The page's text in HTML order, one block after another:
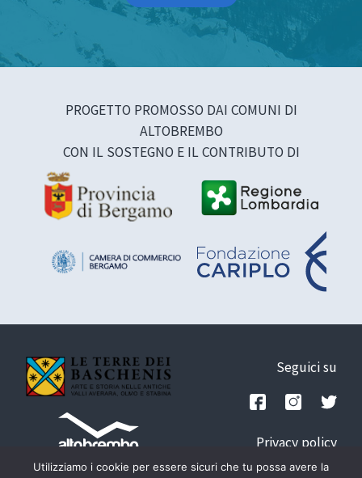
PROGETTO PROMOSSO DAI COMUNI DI
ALTOBREMBO
CON IL SOSTEGNO E IL CONTRIBUTO DI
Seguici su
Privacy policy
Credits
Utilizziamo i cookie per essere sicuri che tu possa avere la